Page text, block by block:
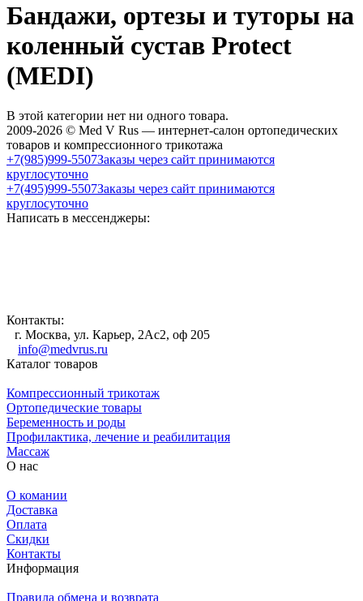
Бандажи, ортезы и туторы на
коленный сустав Protect
(MEDI)
В этой категории нет ни одного товара.
2009-2026 © Med V Rus — интернет-салон ортопедических
товаров и компрессионного трикотажа
+7(985)999-5507Заказы через сайт принимаются
круглосуточно
+7(495)999-5507Заказы через сайт принимаются
круглосуточно
Написать в мессенджеры:
Контакты:
г. Москва, ул. Карьер, 2Ас2, оф 205
info@medvrus.ru
Каталог товаров
Компрессионный трикотаж
Ортопедические товары
Беременность и роды
Профилактика, лечение и реабилитация
Массаж
О нас
О комании
Доставка
Оплата
Скидки
Контакты
Информация
Правила обмена и возврата